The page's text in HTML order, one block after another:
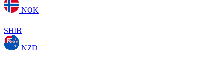
NOK
SHIB
NZD